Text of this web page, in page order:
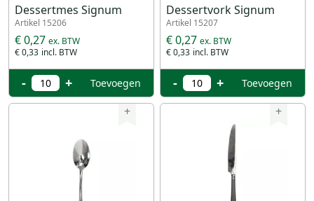
Dessertmes Signum
Artikel 15206
€ 0,33
€ 0,27
- + Toevoegen
Dessertvork Signum
Artikel 15207
€ 0,33
€ 0,27
- + Toevoegen
+ +